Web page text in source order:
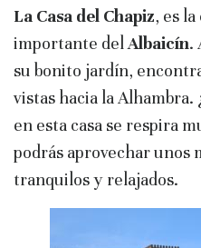
La Casa del Chapiz, es
importante delAlbaicín.
su bonito jardín,
vistas hacia la
en esta casa se respira
podrás aprovechar unos
tranquilos y relajados.